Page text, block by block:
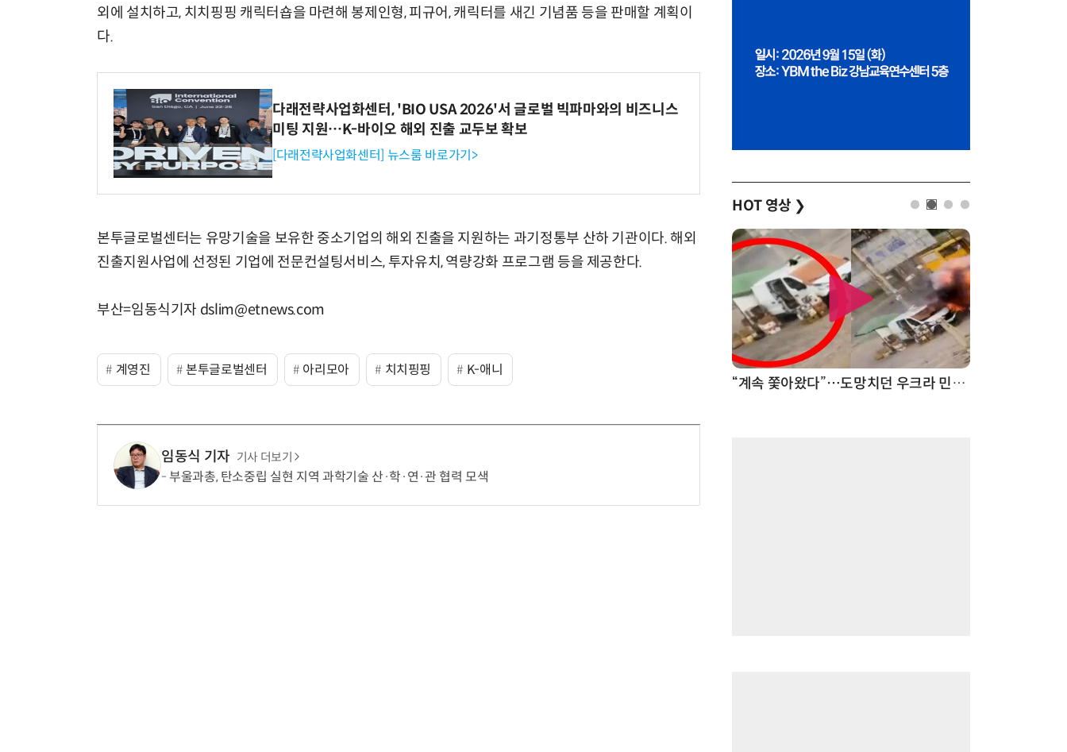
외에 설치하고, 치치핑핑 캐릭터숍을 마련해 봉제인형, 피규어, 캐릭터를 새긴 기념품 등을 판매할 계획이
다.
다래전략사업화센터, 'BIO USA 2026'서 글로벌 빅파마와의 비즈니스
미팅 지원…K-바이오 해외 진출 교두보 확보
[다래전략사업화센터] 뉴스룸 바로가기>
본투글로벌센터는 유망기술을 보유한 중소기업의 해외 진출을 지원하는 과기정통부 산하 기관이다. 해외
진출지원사업에 선정된 기업에 전문컨설팅서비스, 투자유치, 역량강화 프로그램 등을 제공한다.
부산=임동식기자 dslim@etnews.com
계영진 본투글로벌센터 아리모아 치치핑핑 K-애니
임동식 기자 기사 더보기
부울과총, 탄소중립 실현 지역 과학기술 산·학·연·관 협력 모색
HOT 영상 ❯
거미줄 쏘고 자동 회수까지…현실판 스파이더맨 웹 슈터 “계속 쫓아왔다”…도망치던 우크라 민간인 공격한 러 자폭 드론